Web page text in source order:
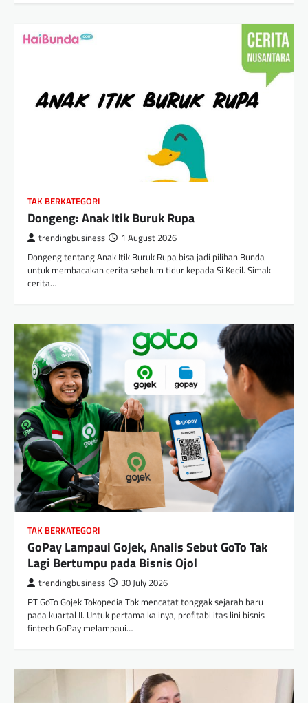
TAK BERKATEGORI
Dongeng: Anak Itik Buruk Rupa
trendingbusiness 1 August 2026
Dongeng tentang Anak Itik Buruk Rupa bisa jadi pilihan Bunda
untuk membacakan cerita sebelum tidur kepada Si Kecil. Simak
cerita…
TAK BERKATEGORI
GoPay Lampaui Gojek, Analis Sebut GoTo Tak
Lagi Bertumpu pada Bisnis Ojol
trendingbusiness 30 July 2026
PT GoTo Gojek Tokopedia Tbk mencatat tonggak sejarah baru
pada kuartal II. Untuk pertama kalinya, profitabilitas lini bisnis
fintech GoPay melampaui…